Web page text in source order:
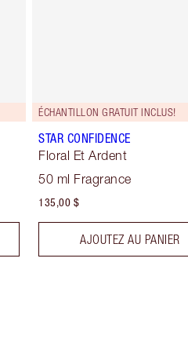
ÉCHANTILLON GRATUIT INCLUS!
STAR CONFIDENCE
Floral Et Ardent
50 ml Fragrance
135,00 $
AJOUTEZ AU PANIER